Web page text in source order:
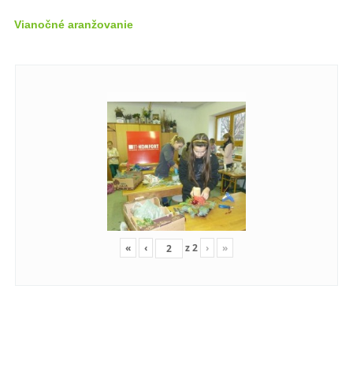
Vianočné aranžovanie
« ‹ z2 › »